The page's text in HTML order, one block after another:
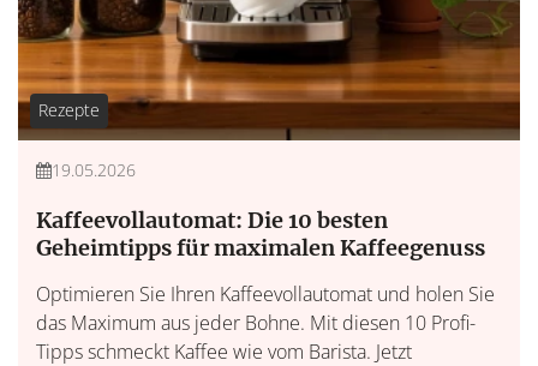
Rezepte
19.05.2026
Kaffeevollautomat: Die 10 besten
Geheimtipps für maximalen Kaffeegenuss
Optimieren Sie Ihren Kaffeevollautomat und holen Sie
das Maximum aus jeder Bohne. Mit diesen 10 Profi-
Tipps schmeckt Kaffee wie vom Barista. Jetzt